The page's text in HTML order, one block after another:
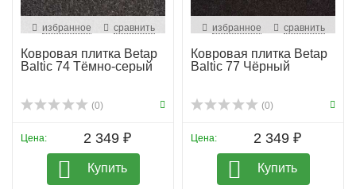
избранное сравнить
Ковровая плитка Betap
Baltic 74 Тёмно-серый
(0)
Цена: 2 349 ₽
Купить
избранное сравнить
Ковровая плитка Betap
Baltic 77 Чёрный
(0)
Цена: 2 349 ₽
Купить